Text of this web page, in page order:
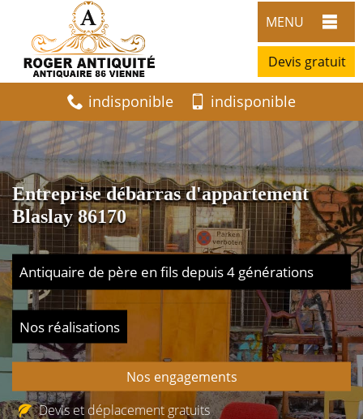
MENU
Devis gratuit
indisponible indisponible
Entreprise débarras d'appartement
Blaslay 86170
Antiquaire de père en fils depuis 4 générations
Nos réalisations
Nos engagements
Devis et déplacement gratuits